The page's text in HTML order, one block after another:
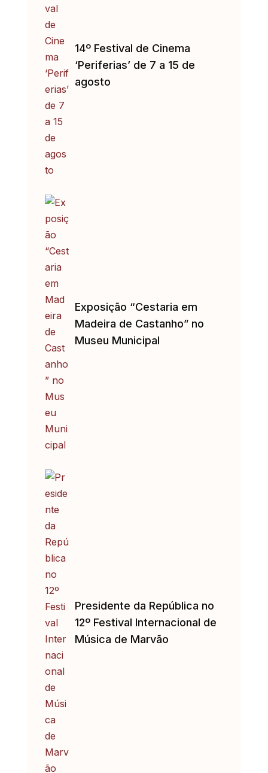
14º Festival de Cinema
‘Periferias’ de 7 a 15 de
agosto
Exposição “Cestaria em
Madeira de Castanho” no
Museu Municipal
Presidente da República no
12º Festival Internacional de
Música de Marvão